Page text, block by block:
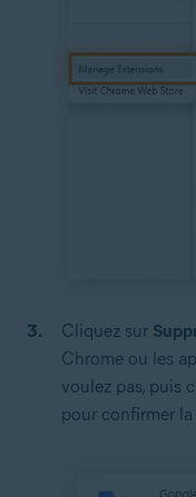
Cliquez sur
Chrome ou les
voulez pas, puis
pour confirmer